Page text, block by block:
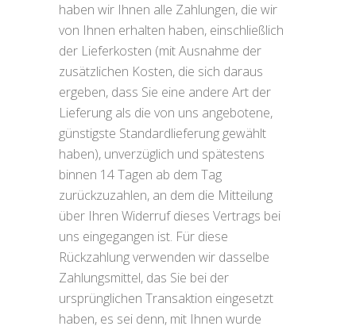
haben wir Ihnen alle Zahlungen, die wir
von Ihnen erhalten haben, einschließlich
der Lieferkosten (mit Ausnahme der
zusätzlichen Kosten, die sich daraus
ergeben, dass Sie eine andere Art der
Lieferung als die von uns angebotene,
günstigste Standardlieferung gewählt
haben), unverzüglich und spätestens
binnen 14 Tagen ab dem Tag
zurückzuzahlen, an dem die Mitteilung
über Ihren Widerruf dieses Vertrags bei
uns eingegangen ist. Für diese
Rückzahlung verwenden wir dasselbe
Zahlungsmittel, das Sie bei der
ursprünglichen Transaktion eingesetzt
haben, es sei denn, mit Ihnen wurde